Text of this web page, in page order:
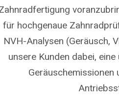
für hochgenaue
NVH-Analysen (Geräusch,
unsere Kunden dabei,
Geräuschemissionen